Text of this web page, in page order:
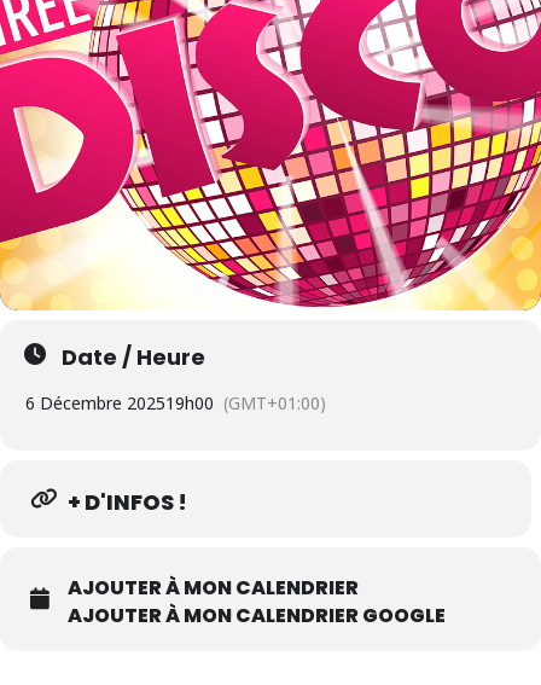
Date / Heure
6 Décembre 202519h00 (GMT+01:00)
+ D'INFOS !
AJOUTER À MON CALENDRIER
AJOUTER À MON CALENDRIER GOOGLE